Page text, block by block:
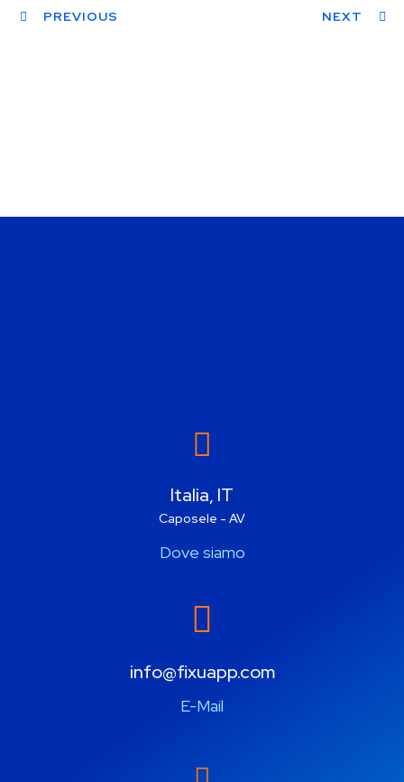
PREVIOUS NEXT
Italia, IT
Caposele - AV
Dove siamo
info@fixuapp.com
E-Mail